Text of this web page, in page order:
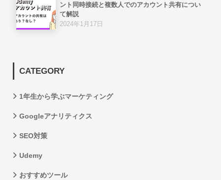
ント同時接続と複数人でのアカウント共有につい
て解説
2024年1月17日
CATEGORY
1年生から学ぶマーケティング
Googleアナリティクス
SEO対策
Udemy
おすすめツール